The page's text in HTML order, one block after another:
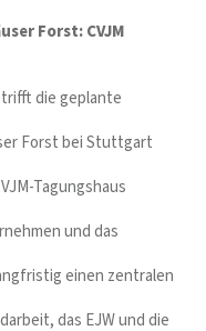
Forst: CVJM
die geplante
Forst bei Stuttgart
Tagungshaus
und das
einen zentralen
das EJW und die